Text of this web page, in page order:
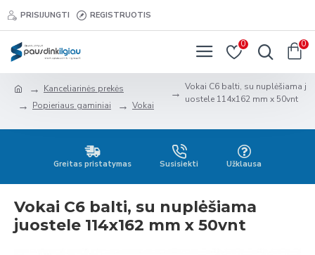
PRISIJUNGTI REGISTRUOTIS
0 0
Kanceliarinės prekės
Popieriaus gaminiai
Vokai
Vokai C6 balti, su nuplėšiama j
uostele 114x162 mm x 50vnt
Greitas pristatymas Susisiekti Užklausa
Vokai C6 balti, su nuplėšiama
juostele 114x162 mm x 50vnt